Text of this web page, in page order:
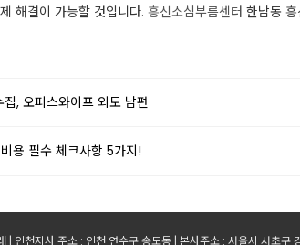
해결이 가능할 것입니다. 흥신소심부름센터 한남동
, 오피스와이프 외도 남편
용 필수 체크사항 5가지!
| 인천지사 주소 : 인천 연수구 송도동 | 본사주소 : 서울시